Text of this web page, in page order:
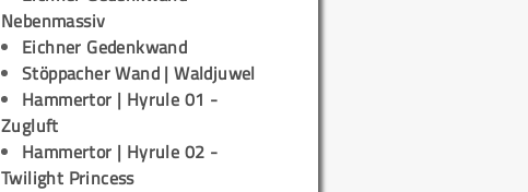
Nebenmassiv
Eichner Gedenkwand
Stöppacher Wand | Waldjuwel
Hammertor | Hyrule 01 -
Zugluft
Hammertor | Hyrule 02 -
Twilight Princess